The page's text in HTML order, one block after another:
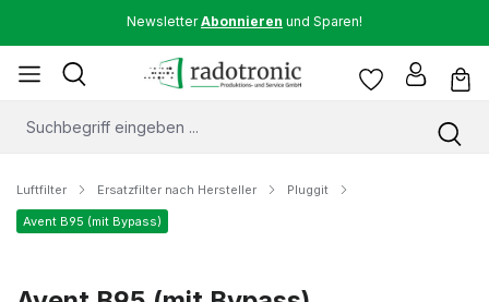
NewsletterAbonnieren und Sparen!
Luftfilter Ersatzfilter nach Hersteller Pluggit
Avent B95 (mit Bypass)